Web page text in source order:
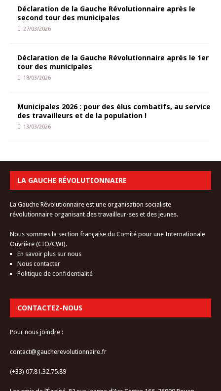
Déclaration de la Gauche Révolutionnaire après le
second tour des municipales
27/03/2026
Déclaration de la Gauche Révolutionnaire après le 1er
tour des municipales
18/03/2026
Municipales 2026 : pour des élus combatifs, au service
des travailleurs et de la population !
13/03/2026
LA GAUCHE RÉVOLUTIONNAIRE
La Gauche Révolutionnaire est une organisation socialiste
révolutionnaire organisant des travailleur-ses et des jeunes.
Nous sommes la section française du Comité pour une Internationale
Ouvrière (CIO/CWI).
En savoir plus sur nous
Nous contacter
Politique de confidentialité
CONTACTEZ-NOUS
Pour nous joindre :
contact@gaucherevolutionnaire.fr
(+33) 07.81.32.75.89